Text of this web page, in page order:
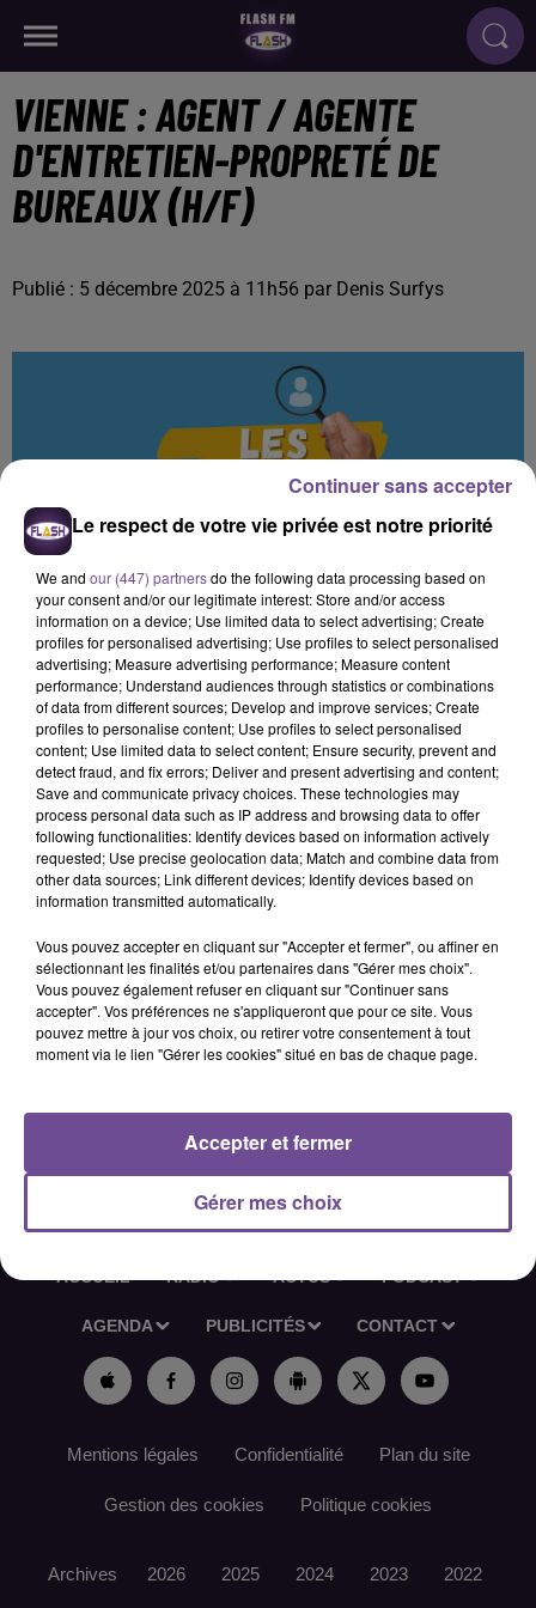
VIENNE : AGENT / AGENTE
D'ENTRETIEN-PROPRETÉ DE
BUREAUX (H/F)
Publié : 5 décembre 2025 à 11h56 par Denis Surfys
Une entreprise de Poitiers recherche un
agent d'entretien (H/F).
Une entreprise de Poitiers recherche un agent d'entretien
(H/F) pour intervenir sur plusieurs résidences à Chasseneuil-
du-Poitou et Poitiers. Vous assurez le nettoyage et la
propreté des locaux, en respectant les procédures et les
règles de sécurité. Poste en CDD de remplacement, à temps
partiel, avec travail en journée sur différents sites.
Réf France Travail: 200VLRN
ACCUEIL RADIO ACTUS PODCAST
AGENDA PUBLICITÉS CONTACT
Mentions légales Confidentialité Plan du site
Gestion des cookies Politique cookies
Archives 2026 2025 2024 2023 2022
Le respect de votre vie privée est notre priorité
We and our (447) partnersdo the following data processing based on
your consent and/or our legitimate interest: Store and/or access
information on a device; Use limited data to select advertising; Create
profiles for personalised advertising; Use profiles to select personalised
advertising; Measure advertising performance; Measure content
performance; Understand audiences through statistics or combinations
of data from different sources; Develop and improve services; Create
profiles to personalise content; Use profiles to select personalised
content; Use limited data to select content; Ensure security, prevent and
detect fraud, and fix errors; Deliver and present advertising and content;
Save and communicate privacy choices. These technologies may
process personal data such as IP address and browsing data to offer
following functionalities: Identify devices based on information actively
requested; Use precise geolocation data; Match and combine data from
other data sources; Link different devices; Identify devices based on
information transmitted automatically.
Vous pouvez accepter en cliquant sur "Accepter et fermer", ou affiner en
sélectionnant les finalités et/ou partenaires dans "Gérer mes choix".
Vous pouvez également refuser en cliquant sur "Continuer sans
accepter". Vos préférences ne s'appliqueront que pour ce site. Vous
pouvez mettre à jour vos choix, ou retirer votre consentement à tout
moment via le lien "Gérer les cookies" situé en bas de chaque page.
Gérer mes choix
Accepter et fermer
Continuer sans accepter